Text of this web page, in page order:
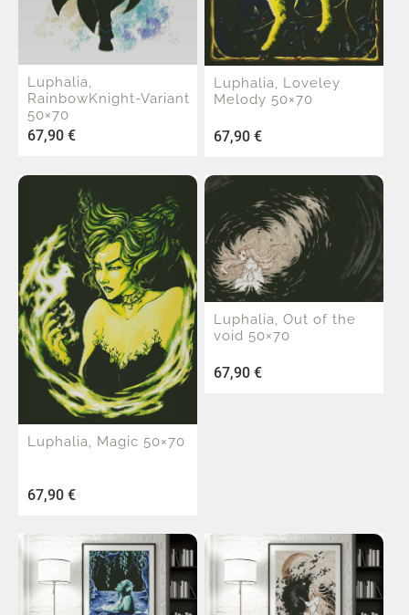
Luphalia,
RainbowKnight-Variant
50×70
67,90 €
Luphalia, Loveley
Melody 50×70
67,90 €
Luphalia, Magic 50×70
67,90 €
Luphalia, Out of the
void 50×70
67,90 €